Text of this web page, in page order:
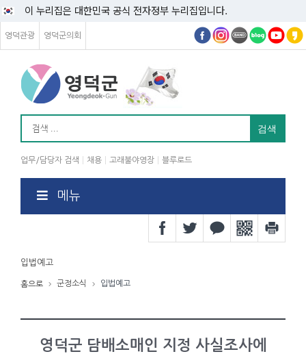
이 누리집은 대한민국 공식 전자정부 누리집입니다.
영덕관광 영덕군의회
업무/담당자 검색 채용 고래불야영장 블루로드
메뉴
입법예고
홈으로 군정소식 입법예고
영덕군 담배소매인 지정 사실조사에